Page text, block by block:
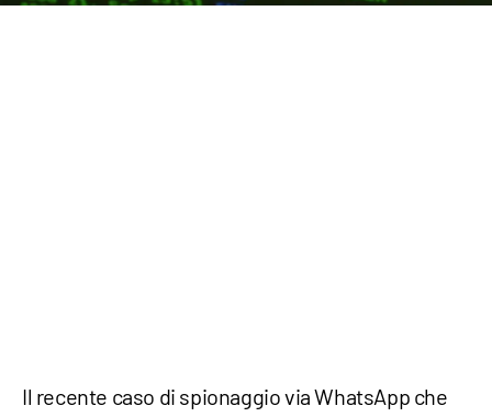
Il recente caso di spionaggio via WhatsApp che